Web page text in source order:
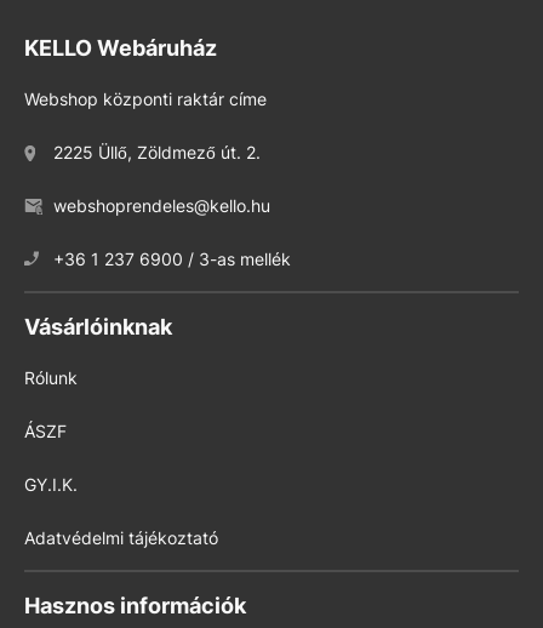
KELLO Webáruház
Webshop központi raktár címe
2225 Üllő, Zöldmező út. 2.
webshoprendeles@kello.hu
+36 1 237 6900 / 3-as mellék
Vásárlóinknak
Rólunk
ÁSZF
GY.I.K.
Adatvédelmi tájékoztató
Hasznos információk